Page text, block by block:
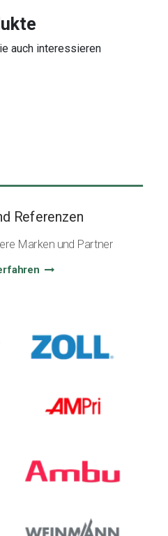
auch interessieren
Referenzen
Marken und Partner